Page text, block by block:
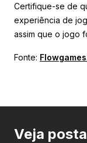
Certifique-se de
experiência de
assim que o jogo
Fonte:
Veja